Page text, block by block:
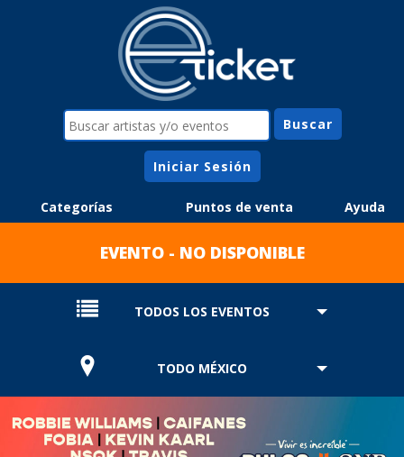
Iniciar Sesión
Categorías Puntos de venta Ayuda
EVENTO - NO DISPONIBLE
TODOS LOS EVENTOS
TODO MÉXICO